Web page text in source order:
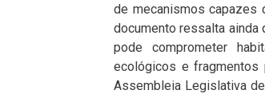
de mecanismos capazes
documento ressalta ainda
pode comprometer
ecológicos e fragmentos
Assembleia Legislativa